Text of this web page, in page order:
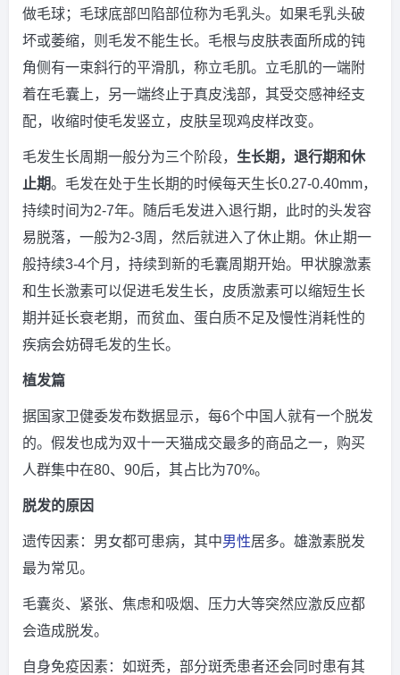
做毛球；毛球底部凹陷部位称为毛乳头。如果毛乳头破
坏或萎缩，则毛发不能生长。毛根与皮肤表面所成的钝
角侧有一束斜行的平滑肌，称立毛肌。立毛肌的一端附
着在毛囊上，另一端终止于真皮浅部，其受交感神经支
配，收缩时使毛发竖立，皮肤呈现鸡皮样改变。
毛发生长周期一般分为三个阶段， 生长期，退行期和休
止期。毛发在处于生长期的时候每天生长0.27-0.40mm，
持续时间为2-7年。随后毛发进入退行期，此时的头发容
易脱落，一般为2-3周，然后就进入了休止期。休止期一
般持续3-4个月，持续到新的毛囊周期开始。甲状腺激素
和生长激素可以促进毛发生长，皮质激素可以缩短生长
期并延长衰老期，而贫血、蛋白质不足及慢性消耗性的
疾病会妨碍毛发的生长。
植发篇
据国家卫健委发布数据显示，每6个中国人就有一个脱发
的。假发也成为双十一天猫成交最多的商品之一，购买
人群集中在80、90后，其占比为70%。
脱发的原因
遗传因素：男女都可患病，其中男性居多。雄激素脱发
最为常见。
毛囊炎、紧张、焦虑和吸烟、压力大等突然应激反应都
会造成脱发。
自身免疫因素：如斑秃，部分斑秃患者还会同时患有其